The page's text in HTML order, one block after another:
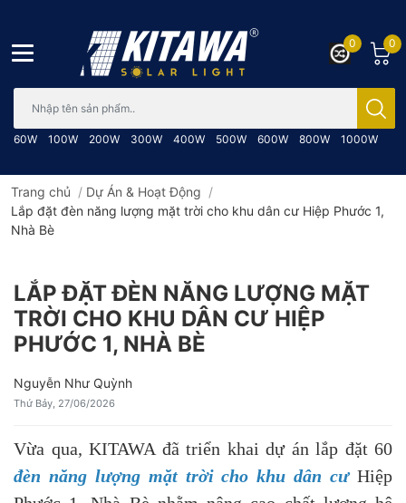
60W 100W 200W 300W 400W 500W 600W 800W 1000W
0
0
Trang chủ / Dự Án & Hoạt Động /
Lắp đặt đèn năng lượng mặt trời cho khu dân cư Hiệp Phước 1,
Nhà Bè
LẮP ĐẶT ĐÈN NĂNG LƯỢNG MẶT
TRỜI CHO KHU DÂN CƯ HIỆP
PHƯỚC 1, NHÀ BÈ
Nguyễn Như Quỳnh
Thứ Bảy, 27/06/2026
Vừa qua, KITAWA đã triển khai dự án lắp đặt 60
đèn năng lượng mặt trời cho khu dân cưHiệp